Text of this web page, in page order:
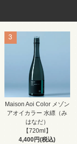
3
Maison Aoi Color メゾン
アオイカラー 水縹（み
はなだ）
【720ml】
4,400円(税込)